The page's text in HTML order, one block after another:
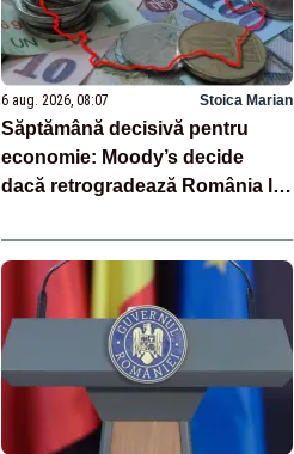
6 aug. 2026, 08:07 Stoica Marian
Săptămână decisivă pentru
economie: Moody’s decide
dacă retrogradează România la